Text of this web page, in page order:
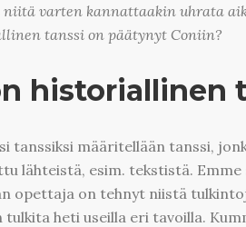
niitä varten kannattaakin uhrata
tanssi on päätynyt Coniin?
historiallinen
tanssiksi määritellään tanssi,
lähteistä, esim. tekstistä.
opettaja on tehnyt niistä
tulkita heti useilla eri tavoilla.